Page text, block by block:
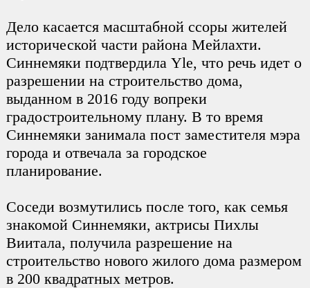
Дело касается масштабной ссоры жителей
исторической части района Мейлахти.
Синнемяки подтвердила Yle, что речь идет о
разрешении на строительство дома,
выданном в 2016 году вопреки
градостроительному плану. В то время
Синнемяки занимала пост заместителя мэра
города и отвечала за городское
планирование.
Соседи возмутились после того, как семья
знакомой Синнемяки, актрисы Пихлы
Виитала, получила разрешение на
строительство нового жилого дома размером
в 200 квадратных метров.